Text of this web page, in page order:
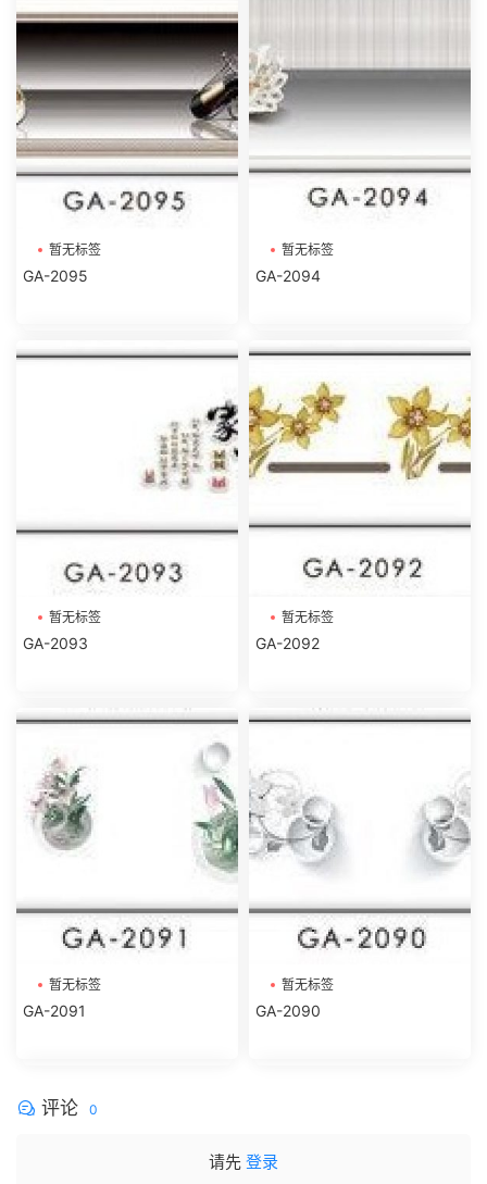
暂无标签
GA-2095
暂无标签
GA-2094
暂无标签
GA-2093
暂无标签
GA-2092
暂无标签
GA-2091
暂无标签
GA-2090
评论 0
请先 登录